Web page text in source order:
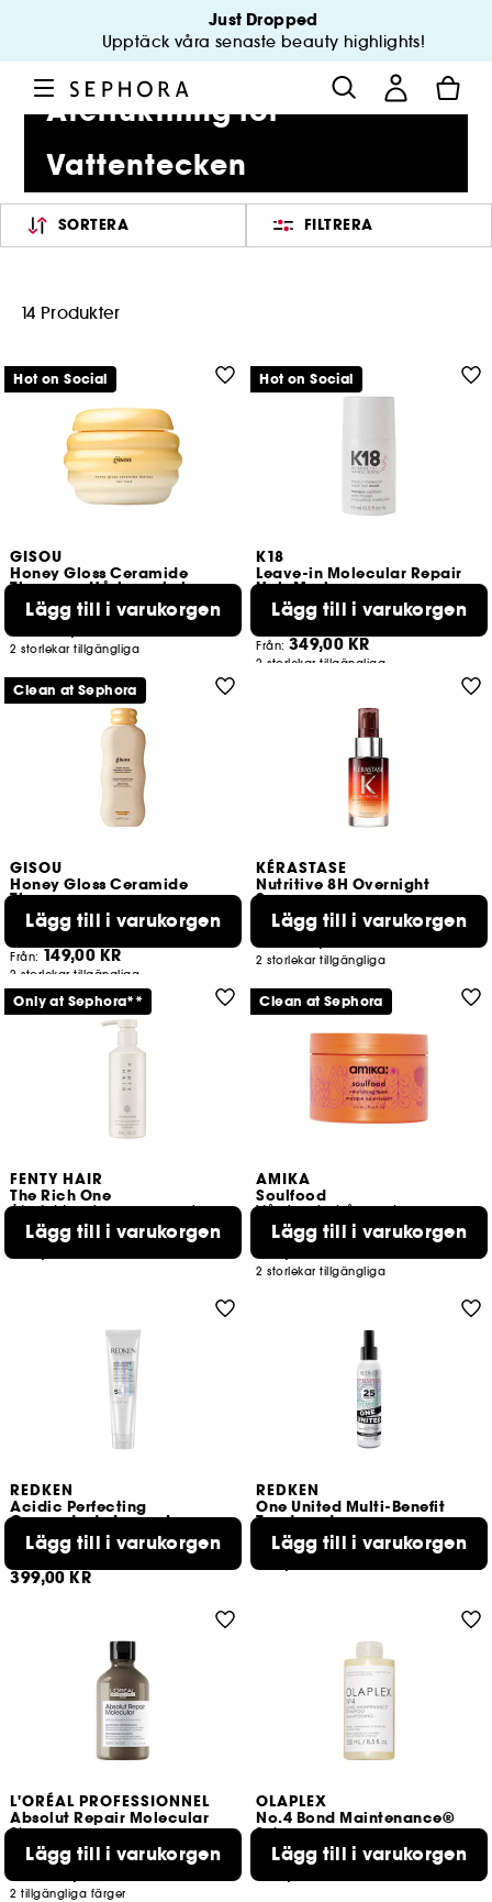
Just Dropped
Upptäck våra senaste beauty highlights!
Återfuktning för
Vattentecken
SORTERA FILTRERA
14 Produkter
GISOU
Honey Gloss Ceramide
Therapy – Hårinpackning
187
2 storlekar tillgängliga
Lägg till i varukorgen
Hot on Social
K18
Leave-in Molecular Repair
Hair Mask
Treatment for Damaged Hair
Från: 349,00 KR
2 storlekar tillgängliga
Lägg till i varukorgen
Hot on Social
GISOU
Honey Gloss Ceramide
Therapy
Återfuktande schampo
Från: 149,00 KR
2 storlekar tillgängliga
Lägg till i varukorgen
Clean at Sephora
KÉRASTASE
Nutritive 8H Overnight
Serum
152
2 storlekar tillgängliga
Lägg till i varukorgen
FENTY HAIR
The Rich One
Återfuktande reparerande schampo
276
389,00 KR
Lägg till i varukorgen
Only at Sephora**
AMIKA
Soulfood
Vårdande hårmask
2236
379,00 KR
2 storlekar tillgängliga
Lägg till i varukorgen
Clean at Sephora
REDKEN
Acidic Perfecting
Concentrate Leave-In
Treatment
399,00 KR
Lägg till i varukorgen
REDKEN
One United Multi-Benefit
Treatment
109
279,00 KR
Lägg till i varukorgen
L'ORÉAL PROFESSIONNEL
Absolut Repair Molecular
Shampoo
33
2 tillgängliga färger
Lägg till i varukorgen
OLAPLEX
No.4 Bond Maintenance®
Schampo
3
399,00 KR
Lägg till i varukorgen